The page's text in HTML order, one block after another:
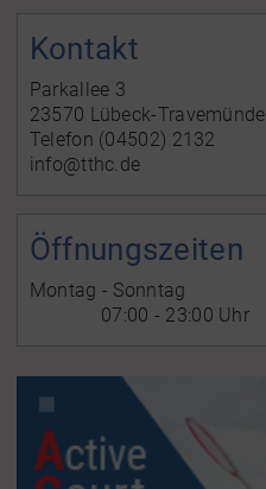
Kontakt
Parkallee 3
23570 Lübeck-Travemünde
Telefon (04502) 2132
info@tthc.de
Öffnungszeiten
Montag - Sonntag
07:00 - 23:00 Uhr